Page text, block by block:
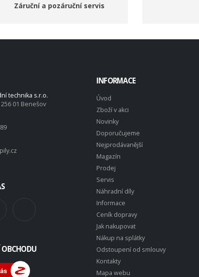
Záruční a pozáruční servis
technika s.r.o.
01 Benešov
INFORMACE
Úvod
Zboží v akci
Novinky
Doporučujeme
Nejprodávanější
Magazín
Prodej
Servis
Náhradní díly
Informace
Ceník dopravy
Jak nakupovat
Nákup na splátky
Odstoupení od smlouvy
Kontakty
Mapa webu